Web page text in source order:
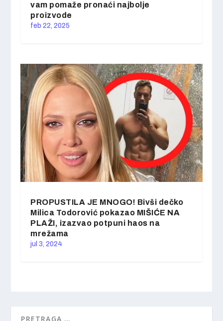
vam pomaže pronaći najbolje
proizvode
feb 22, 2025
PROPUSTILA JE MNOGO! Bivši dečko
Milica Todorović pokazao MIŠIĆE NA
PLAŽI, izazvao potpuni haos na
mrežama
jul 3, 2024